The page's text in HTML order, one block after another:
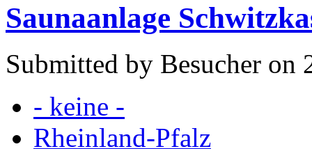
Saunaanlage
Submitted by Besucher on
- keine -
Rheinland-Pfalz